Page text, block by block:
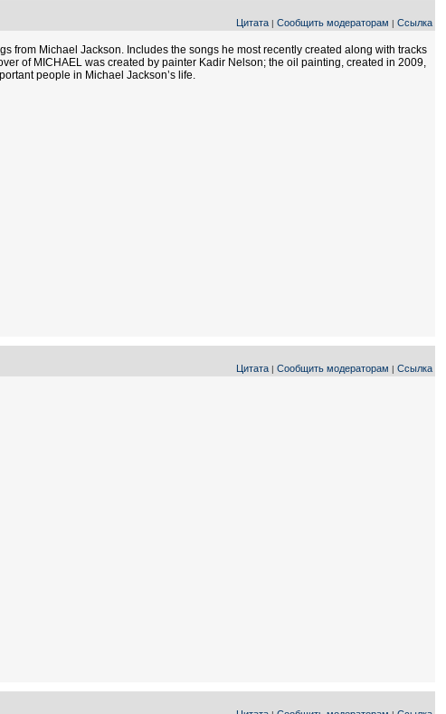
Цитата | Сообщить модераторам | Ссылка
from Michael Jackson. Includes the songs he most recently created along with tracks
of MICHAEL was created by painter Kadir Nelson; the oil painting, created in 2009,
people in Michael Jackson’s life.
Цитата | Сообщить модераторам | Ссылка